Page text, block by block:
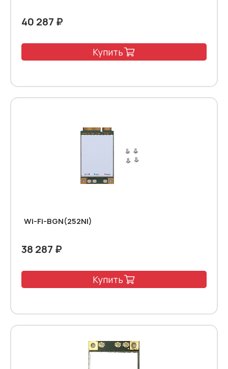
40 287 ₽
Купить
Wi-Fi-BGN(252NI)
38 287 ₽
Купить